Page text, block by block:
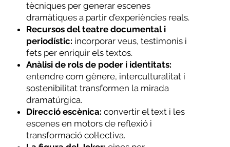
tècniques per generar escenes
dramàtiques a partir d’experiències reals.
Recursos del teatre documental i
periodístic: incorporar veus, testimonis i
fets per enriquir els textos.
Anàlisi de rols de poder i identitats:
entendre com gènere, interculturalitat i
sostenibilitat transformen la mirada
dramatúrgica.
Direcció escènica: convertir el text i les
escenes en motors de reflexió i
transformació col·lectiva.